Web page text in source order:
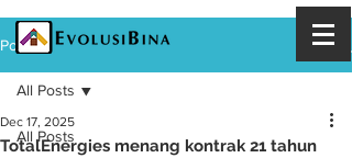
Post
All Posts
All Posts
TotalEnergies menang kontrak 21 tahun
Dec 17, 2025